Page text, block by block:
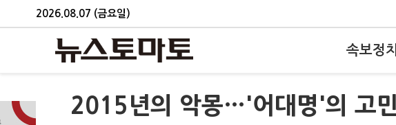
2026.08.07 (금요일)
속보정치
2015년의 악몽…'어대명'의 고